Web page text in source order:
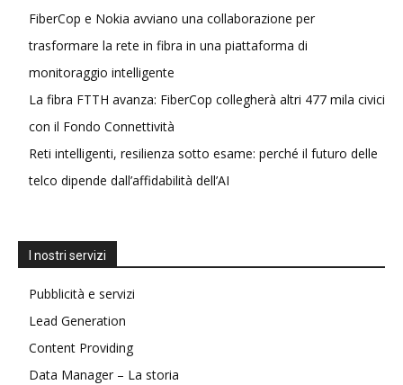
FiberCop e Nokia avviano una collaborazione per
trasformare la rete in fibra in una piattaforma di
monitoraggio intelligente
La fibra FTTH avanza: FiberCop collegherà altri 477 mila civici
con il Fondo Connettività
Reti intelligenti, resilienza sotto esame: perché il futuro delle
telco dipende dall’affidabilità dell’AI
I nostri servizi
Pubblicità e servizi
Lead Generation
Content Providing
Data Manager – La storia